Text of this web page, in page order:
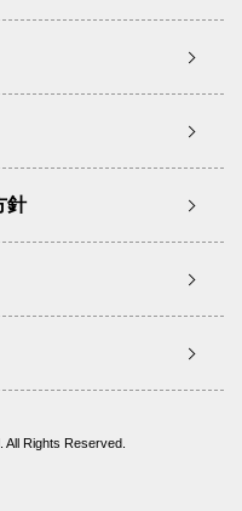
針
Rights Reserved.